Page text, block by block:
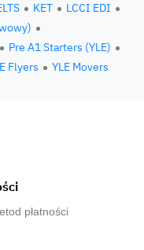
KET
LCCI EDI
Pre A1 Starters (YLE)
Flyers YLE Movers
płatności